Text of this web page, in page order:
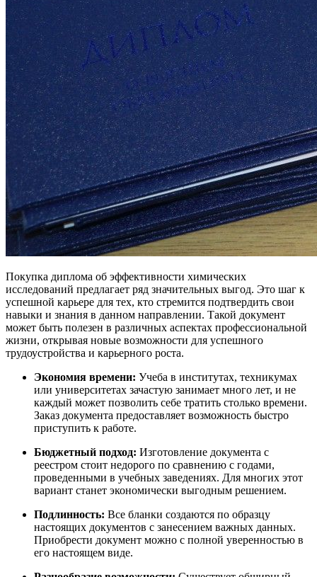
Покупка диплома об эффективности химических
исследований предлагает ряд значительных выгод. Это шаг к
успешной карьере для тех, кто стремится подтвердить свои
навыки и знания в данном направлении. Такой документ
может быть полезен в различных аспектах профессиональной
жизни, открывая новые возможности для успешного
трудоустройства и карьерного роста.
Экономия времени: Учеба в институтах, техникумах
или университетах зачастую занимает много лет, и не
каждый может позволить себе тратить столько времени.
Заказ документа предоставляет возможность быстро
приступить к работе.
Бюджетный подход: Изготовление документа с
реестром стоит недорого по сравнению с годами,
проведенными в учебных заведениях. Для многих этот
вариант станет экономически выгодным решением.
Подлинность: Все бланки создаются по образцу
настоящих документов с занесением важных данных.
Приобрести документ можно с полной уверенностью в
его настоящем виде.